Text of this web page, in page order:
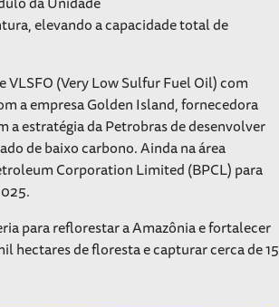
elevando a capacidade total de
VLSFO (Very Low Sulfur Fuel Oil) com
a empresa Golden Island, fornecedora
a estratégia da Petrobras de desenvolver
de baixo carbono. Ainda na área
Corporation Limited (BPCL) para
para reflorestar a Amazônia e fortalecer
hectares de floresta e capturar cerca de 15